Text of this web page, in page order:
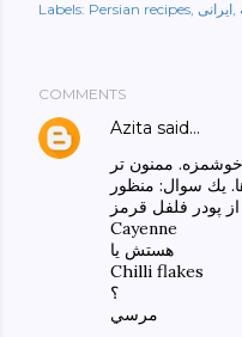
Labels: Persian recipes ایرانی
COMMENTS
Azita said…
ممنون تر
يك سوال: منظور
از پودر فلفل قرمز
Cayenne
هستش يا
Chilli flakes
؟
مرسي